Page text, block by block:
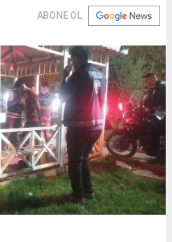
ABONE OL